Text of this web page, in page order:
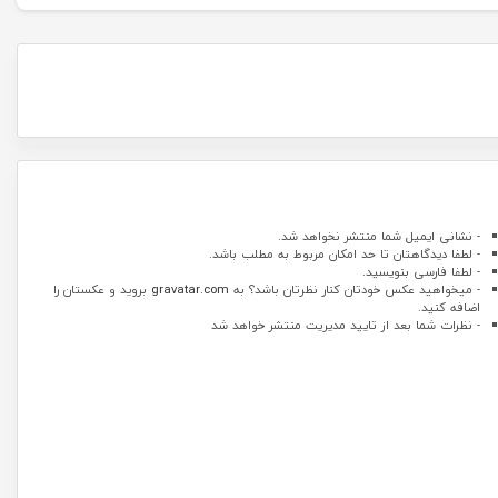
- نشانی ایمیل شما منتشر نخواهد شد.
- لطفا دیدگاهتان تا حد امکان مربوط به مطلب باشد.
- لطفا فارسی بنویسید.
- میخواهید عکس خودتان کنار نظرتان باشد؟ به gravatar.com بروید و عکستان را
اضافه کنید.
- نظرات شما بعد از تایید مدیریت منتشر خواهد شد